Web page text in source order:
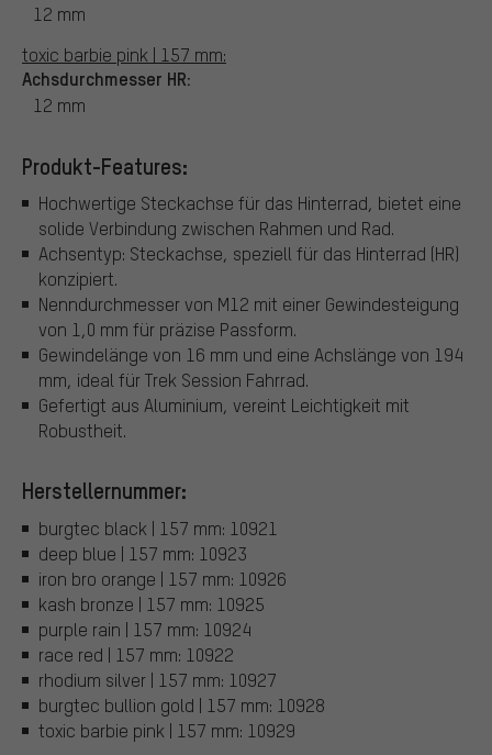
12 mm
toxic barbie pink | 157 mm:
Achsdurchmesser HR:
12 mm
Produkt-Features:
Hochwertige Steckachse für das Hinterrad, bietet eine
solide Verbindung zwischen Rahmen und Rad.
Achsentyp: Steckachse, speziell für das Hinterrad (HR)
konzipiert.
Nenndurchmesser von M12 mit einer Gewindesteigung
von 1,0 mm für präzise Passform.
Gewindelänge von 16 mm und eine Achslänge von 194
mm, ideal für Trek Session Fahrrad.
Gefertigt aus Aluminium, vereint Leichtigkeit mit
Robustheit.
Herstellernummer:
burgtec black | 157 mm: 10921
deep blue | 157 mm: 10923
iron bro orange | 157 mm: 10926
kash bronze | 157 mm: 10925
purple rain | 157 mm: 10924
race red | 157 mm: 10922
rhodium silver | 157 mm: 10927
burgtec bullion gold | 157 mm: 10928
toxic barbie pink | 157 mm: 10929